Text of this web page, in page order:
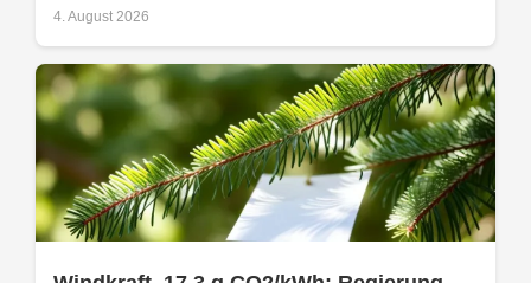
4. August 2026